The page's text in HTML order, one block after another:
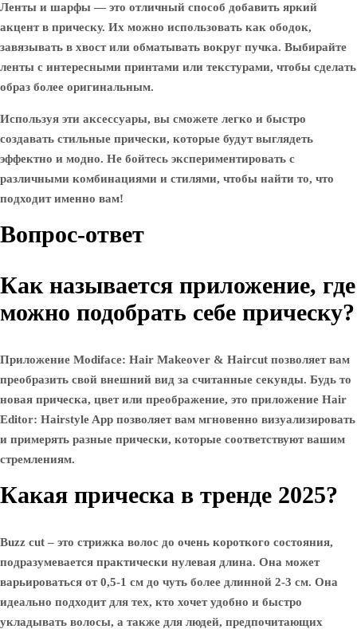
Ленты и шарфы — это отличный способ добавить яркий
акцент в прическу. Их можно использовать как ободок,
завязывать в хвост или обматывать вокруг пучка. Выбирайте
ленты с интересными принтами или текстурами, чтобы сделать
образ более оригинальным.
Используя эти аксессуары, вы сможете легко и быстро
создавать стильные прически, которые будут выглядеть
эффектно и модно. Не бойтесь экспериментировать с
различными комбинациями и стилями, чтобы найти то, что
подходит именно вам!
Вопрос-ответ
Как называется приложение, где
можно подобрать себе прическу?
Приложение Modiface: Hair Makeover & Haircut позволяет вам
преобразить свой внешний вид за считанные секунды. Будь то
новая прическа, цвет или преображение, это приложение Hair
Editor: Hairstyle App позволяет вам мгновенно визуализировать
и примерять разные прически, которые соответствуют вашим
стремлениям.
Какая прическа в тренде 2025?
Buzz cut – это стрижка волос до очень короткого состояния,
подразумевается практически нулевая длина. Она может
варьироваться от 0,5-1 см до чуть более длинной 2-3 см. Она
идеально подходит для тех, кто хочет удобно и быстро
укладывать волосы, а также для людей, предпочитающих